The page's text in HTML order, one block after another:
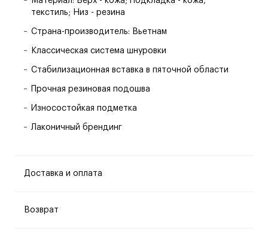
текстиль; Низ - резина
Страна-производитель: Вьетнам
Классическая система шнуровки
Стабилизационная вставка в пяточной области
Прочная резиновая подошва
Износостойкая подметка
Лаконичный брендинг
Доставка и оплата
Возврат